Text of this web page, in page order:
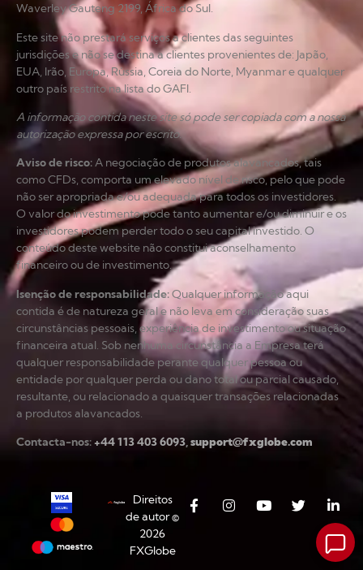
Waverley Gauteng 2199, África do Sul.
Este site não prestará serviços a clientes das seguintes
jurisdições e não se destina a clientes provenientes de: Japão,
EUA, Irão, Europa, Rússia, Coreia do Norte, Myanmar e qualquer
outro país restrito na lista do GAFI.
A informação contida neste site só pode ser copiada com a nossa
autorização expressa por escrito.
Aviso de risco:A negociação de produtos alavancados, tais
como CFDs, comporta um elevado nível de risco, pelo que pode
não ser apropriada e/ou adequada para todos os investidores.
O valor do investimento pode tanto aumentar e/ou diminuir e os
investidores podem perder todo o seu capital investido. O
conteúdo deste website não constitui aconselhamento
financeiro ou de investimento.
Isenção de responsabilidade:Qualquer informação aqui
contida é de natureza geral e não leva em consideração suas
circunstâncias pessoais, experiência de investimento ou situação
financeira atual. Sob nenhuma circunstância a Empresa terá
qualquer responsabilidade perante qualquer pessoa ou
entidade por qualquer perda ou dano total ou parcial causado,
resultante, ou relacionado a quaisquer transações relacionadas
a produtos alavancados.
Contacta-nos:+44 113 403 6093,support@fxglobe.com
Direitos
de autor ©
2026
FXGlobe